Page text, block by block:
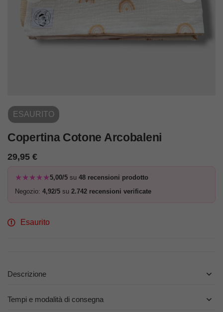
ESAURITO
Copertina Cotone Arcobaleni
29,95 €
★★★★★5,00/5 su 48 recensioni prodotto
Negozio: 4,92/5 su 2.742 recensioni verificate
Esaurito
Descrizione
Tempi e modalità di consegna